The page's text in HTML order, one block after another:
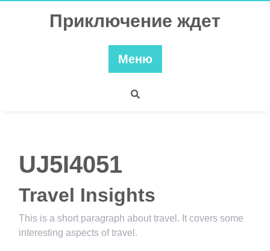
Приключение ждет
Меню
UJ5I4051
Travel Insights
This is a short paragraph about travel. It covers some
interesting aspects of travel.